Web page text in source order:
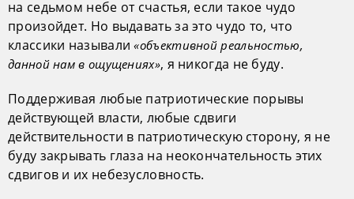
на седьмом небе от счастья, если такое чудо
произойдет. Но выдавать за это чудо то, что
классики называли«объективной реальностью,
данной нам в ощущениях», я никогда не буду.
Поддерживая любые патриотические порывы
действующей власти, любые сдвиги
действительности в патриотическую сторону, я не
буду закрывать глаза на неокончательность этих
сдвигов и их небезусловность.